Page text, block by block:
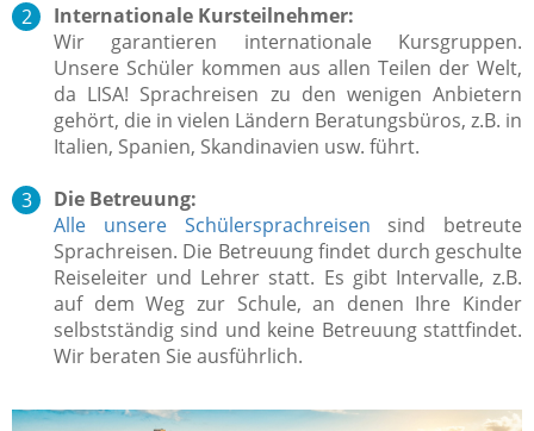
Internationale Kursteilnehmer:
Wir garantieren internationale Kursgruppen.
Unsere Schüler kommen aus allen Teilen der Welt,
da LISA! Sprachreisen zu den wenigen Anbietern
gehört, die in vielen Ländern Beratungsbüros, z.B. in
Italien, Spanien, Skandinavien usw. führt.
Die Betreuung:
Alle unsere Schülersprachreisen sind betreute
Sprachreisen. Die Betreuung findet durch geschulte
Reiseleiter und Lehrer statt. Es gibt Intervalle, z.B.
auf dem Weg zur Schule, an denen Ihre Kinder
selbstständig sind und keine Betreuung stattfindet.
Wir beraten Sie ausführlich.